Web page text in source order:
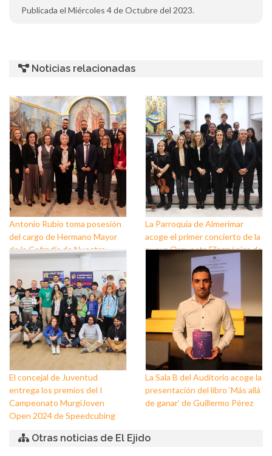
Publicada el Miércoles 4 de Octubre del 2023.
Noticias relacionadas
Antonio Rubio toma posesión
del cargo de Hermano Mayor
de la Cofradía de Nuestro
Padre Jesús Nazareno y
Nuestra Señora de los Dolores
de Balerma
La Parroquia de Almerimar
acoge el primer concierto de la
nueva Orquesta Filarmónica de
El concejal de Juventud
entrega los premios del I
Campeonato MurgiJoven
Open 2024 de Speedcubing
La Sala B del Auditorio acoge la
presentación del libro ‘Más allá
de ganar’ de Guillermo Pérez
Otras noticias de El Ejido